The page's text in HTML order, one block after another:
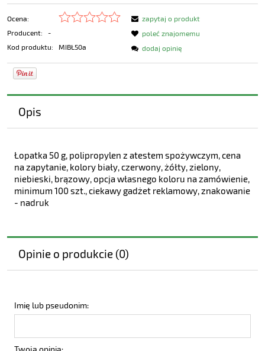
Ocena:
Producent:
-
Kod produktu:
MIBŁ50a
zapytaj o produkt
poleć znajomemu
dodaj opinię
Opis
Łopatka 50 g, polipropylen z atestem spożywczym, cena
na zapytanie, kolory biały, czerwony, żółty, zielony,
niebieski, brązowy, opcja własnego koloru na zamówienie,
minimum 100 szt., ciekawy gadżet reklamowy, znakowanie
- nadruk
Opinie o produkcie (0)
Imię lub pseudonim:
Twoja opinia: